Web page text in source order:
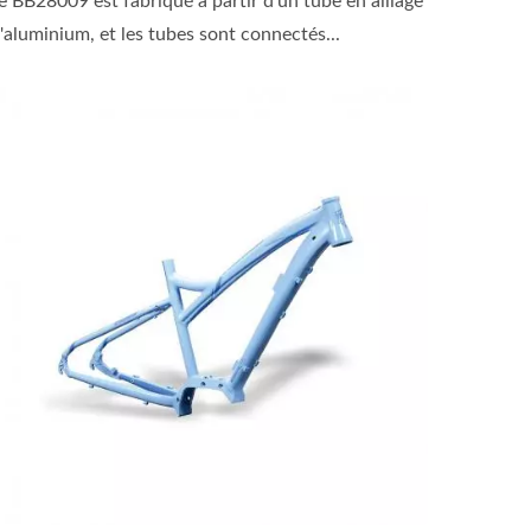
et les tubes sont connectés...